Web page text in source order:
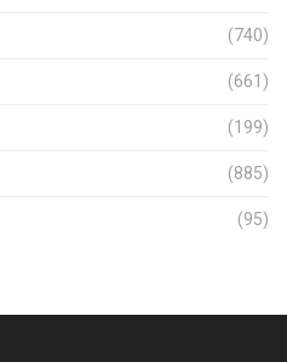
(740)
(661)
(199)
(885)
(95)